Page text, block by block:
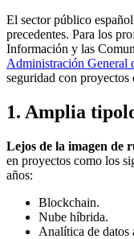
El sector público
precedentes. Para los
Información y las
Administración General
seguridad con proyectos
1. Amplia
Lejos de la imagen de
en proyectos como los
años:
Blockchain.
Nube híbrida.
Analítica de datos